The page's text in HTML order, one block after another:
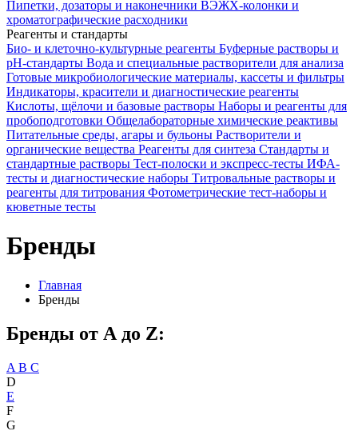
Пипетки, дозаторы и наконечники ВЭЖХ-колонки и
хроматографические расходники
Реагенты и стандарты
Био- и клеточно-культурные реагенты Буферные растворы и
pH-стандарты Вода и специальные растворители для анализа
Готовые микробиологические материалы, кассеты и фильтры
Индикаторы, красители и диагностические реагенты
Кислоты, щёлочи и базовые растворы Наборы и реагенты для
пробоподготовки Общелабораторные химические реактивы
Питательные среды, агары и бульоны Растворители и
органические вещества Реагенты для синтеза Стандарты и
стандартные растворы Тест-полоски и экспресс-тесты ИФА-
тесты и диагностические наборы Титровальные растворы и
реагенты для титрования Фотометрические тест-наборы и
кюветные тесты
Бренды
Главная
Бренды
Бренды от А до Z:
A B C
D
E
F
G